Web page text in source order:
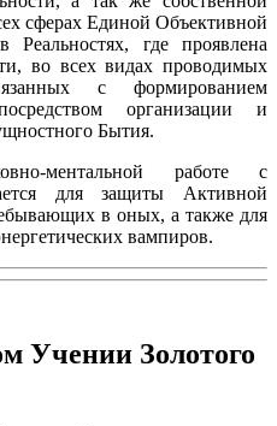
сферах Единой Объективной
Реальностях, где проявлена
во всех видах проводимых
с формированием
организации и
Бытия.
ментальной работе с
для защиты Активной
в оных, а также для
вампиров.
Учении Золотого